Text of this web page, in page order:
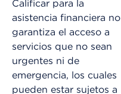
Calificar para la
asistencia financiera no
garantiza el acceso a
servicios que no sean
urgentes ni de
emergencia, los cuales
pueden estar sujetos a